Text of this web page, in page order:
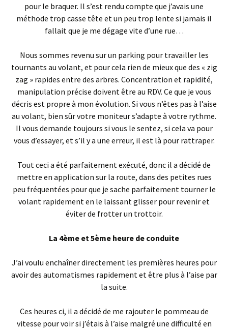
pour le braquer. Il s’est rendu compte que j’avais une
méthode trop casse tête et un peu trop lente si jamais il
fallait que je me dégage vite d’une rue…
Nous sommes revenu sur un parking pour travailler les
tournants au volant, et pour cela rien de mieux que des « zig
zag » rapides entre des arbres. Concentration et rapidité,
manipulation précise doivent être au RDV. Ce que je vous
décris est propre à mon évolution. Si vous n’êtes pas à l’aise
au volant, bien sûr votre moniteur s’adapte à votre rythme.
Il vous demande toujours si vous le sentez, si cela va pour
vous d’essayer, et s’il y a une erreur, il est là pour rattraper.
Tout ceci a été parfaitement exécuté, donc il a décidé de
mettre en application sur la route, dans des petites rues
peu fréquentées pour que je sache parfaitement tourner le
volant rapidement en le laissant glisser pour revenir et
éviter de frotter un trottoir.
La 4ème et 5ème heure de conduite
J’ai voulu enchaîner directement les premières heures pour
avoir des automatismes rapidement et être plus à l’aise par
la suite.
Ces heures ci, il a décidé de me rajouter le pommeau de
vitesse pour voir si j’étais à l’aise malgré une difficulté en